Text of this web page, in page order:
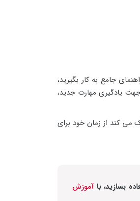
جامع به کار بگیرید،
یادگیری مهارت جدید،
می کند از زمان خود برای
بسازید، با آموزش